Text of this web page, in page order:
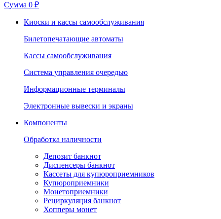
Сумма 0 ₽
Киоски и кассы самообслуживания
Билетопечатающие автоматы
Кассы самообслуживания
Система управления очередью
Информационные терминалы
Электронные вывески и экраны
Компоненты
Обработка наличности
Депозит банкнот
Диспенсеры банкнот
Кассеты для купюроприемников
Купюроприемники
Монетоприемники
Рециркуляция банкнот
Хопперы монет